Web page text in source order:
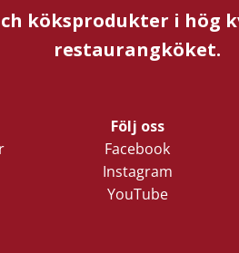
köksprodukter i hög
restaurangköket.
Följ oss
Facebook
Instagram
YouTube